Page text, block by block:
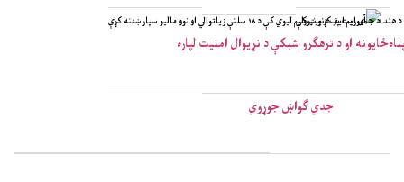
آی ایم ایف د پیټرولیم لیوي کې د ۱۸ سلنې زیاتوالي او نوو مالیو سپارښتنه کړې
هند د جمهوریت پر کړنو نیوکې